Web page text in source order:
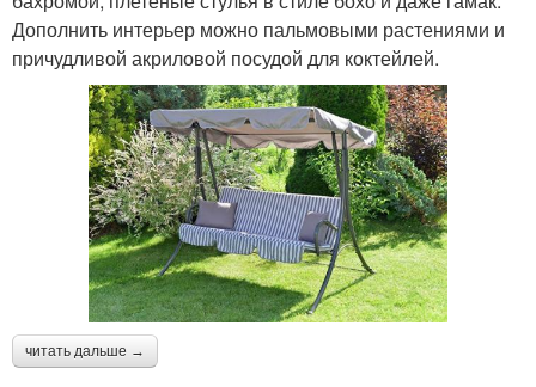
Дополнить интерьер можно пальмовыми растениями и
причудливой акриловой посудой для коктейлей.
читать дальше →